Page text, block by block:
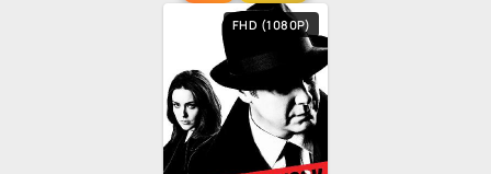
FHD (1080P)